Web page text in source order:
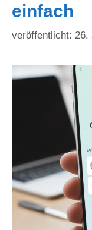
einfach
26.